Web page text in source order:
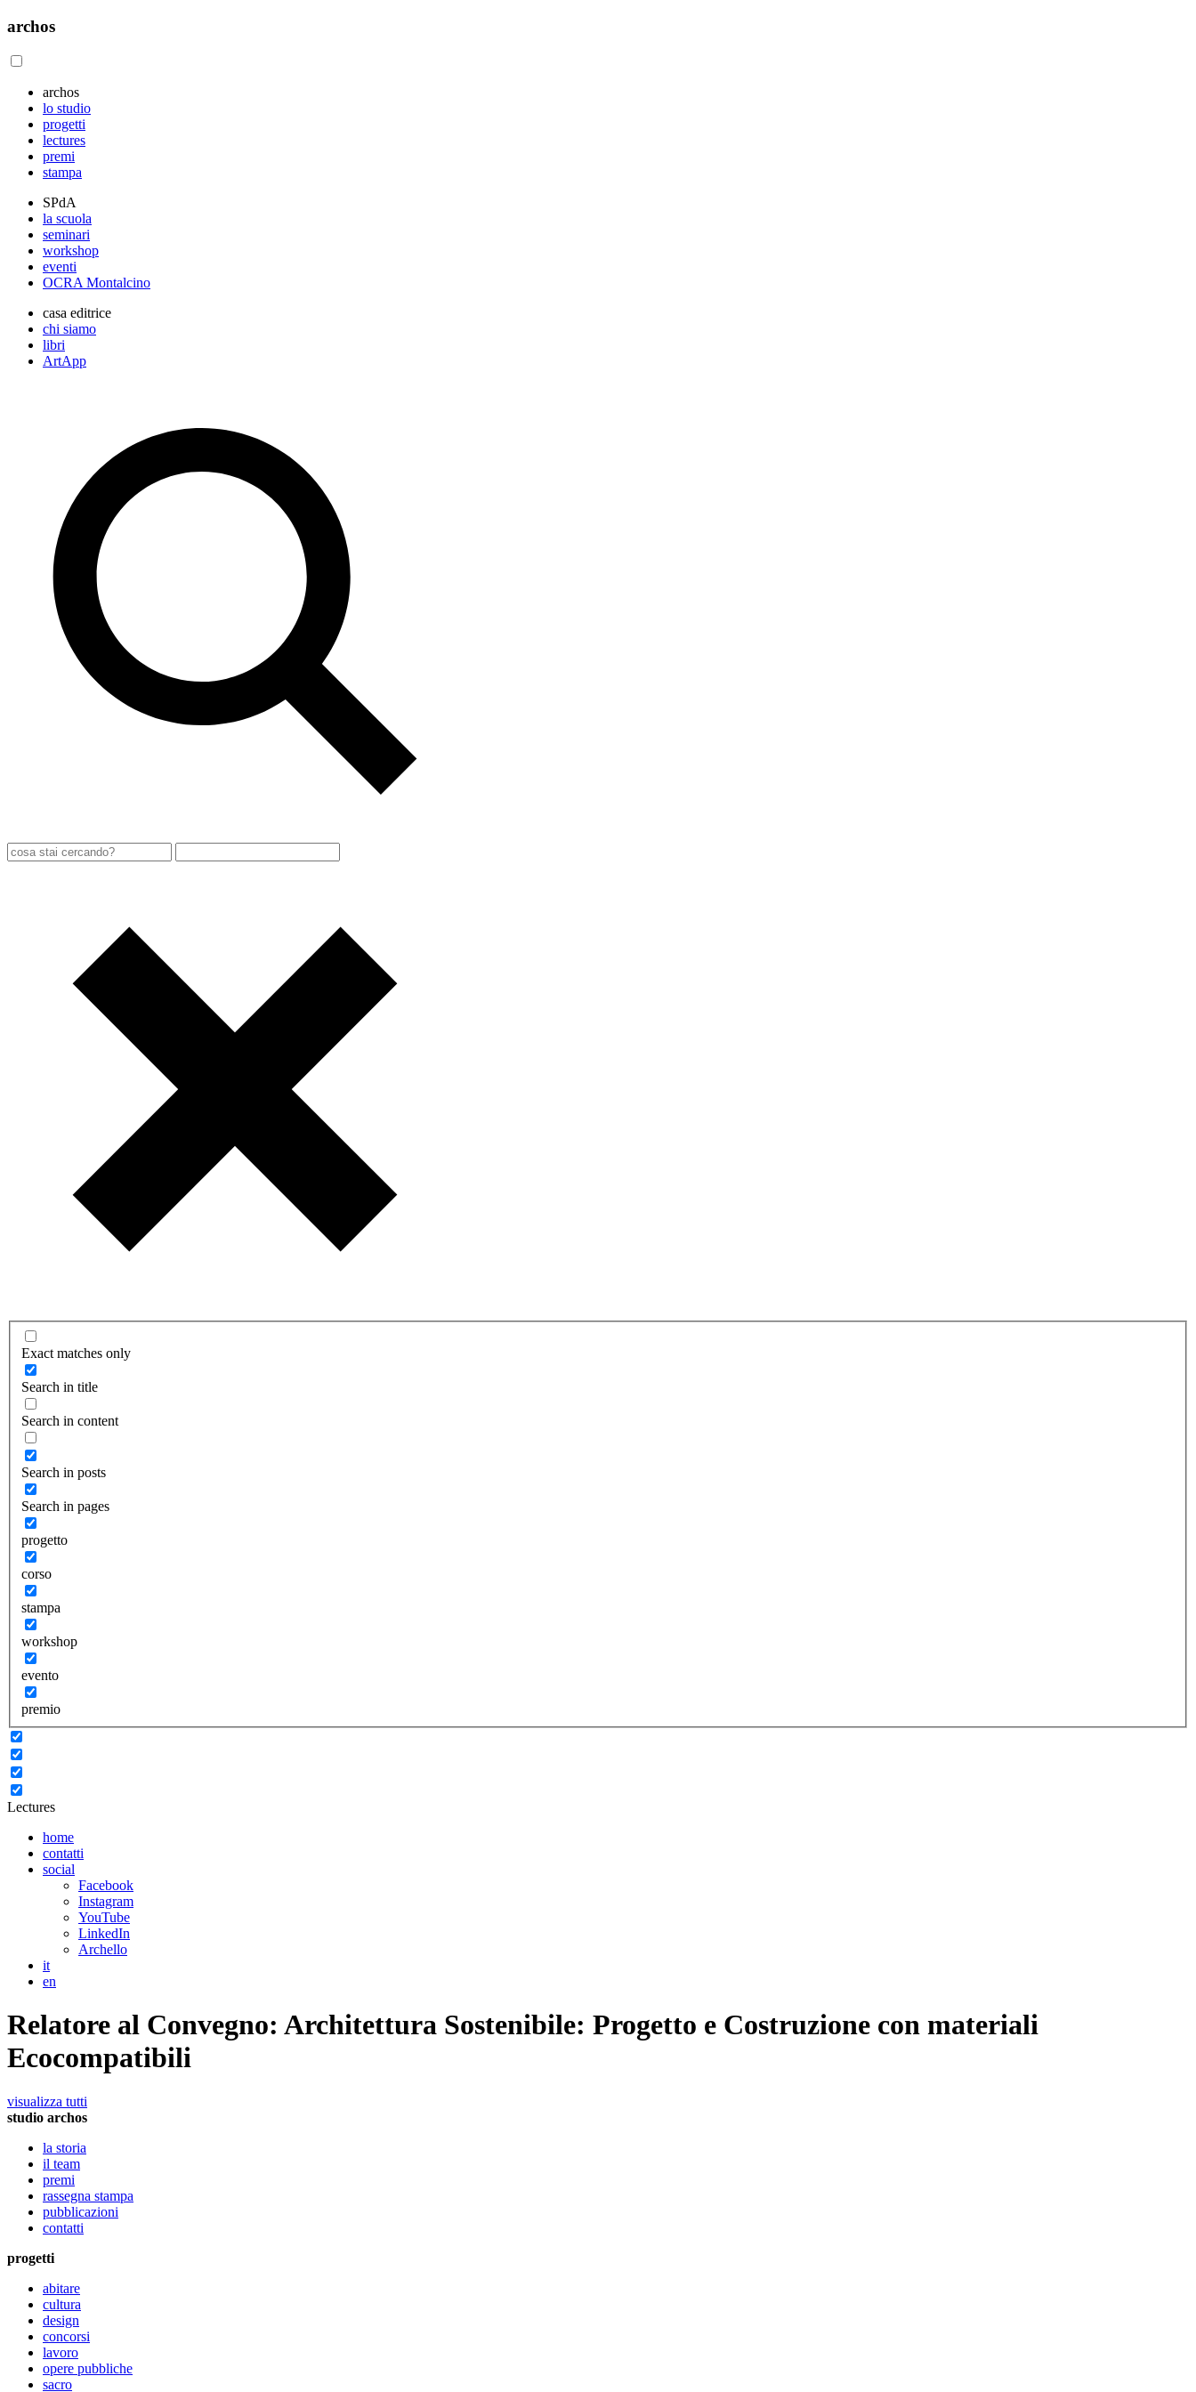
archos
archos
lo studio
progetti
lectures
premi
stampa
SPdA
la scuola
seminari
workshop
eventi
OCRA Montalcino
casa editrice
chi siamo
libri
ArtApp
Exact matches only
Search in title
Search in content
Search in posts
Search in pages
progetto
corso
stampa
workshop
evento
premio
Lectures
home
contatti
social
Facebook
Instagram
YouTube
LinkedIn
Archello
it
en
Relatore al Convegno: Architettura Sostenibile: Progetto e Costruzione con materiali
Ecocompatibili
visualizza tutti
studio archos
la storia
il team
premi
rassegna stampa
pubblicazioni
contatti
progetti
abitare
cultura
design
concorsi
lavoro
opere pubbliche
sacro